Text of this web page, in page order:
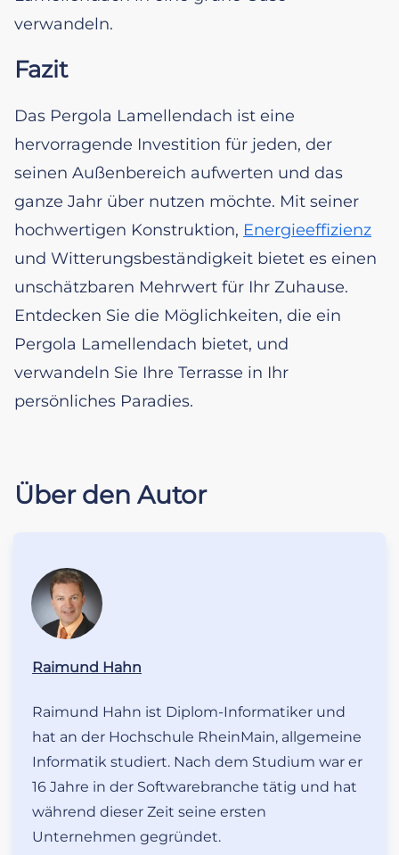
verwandeln.
Fazit
Das Pergola Lamellendach ist eine
hervorragende Investition für jeden, der
seinen Außenbereich aufwerten und das
ganze Jahr über nutzen möchte. Mit seiner
hochwertigen Konstruktion, Energieeffizienz
und Witterungsbeständigkeit bietet es einen
unschätzbaren Mehrwert für Ihr Zuhause.
Entdecken Sie die Möglichkeiten, die ein
Pergola Lamellendach bietet, und
verwandeln Sie Ihre Terrasse in Ihr
persönliches Paradies.
Über den Autor
Raimund Hahn
Raimund Hahn ist Diplom-Informatiker und
hat an der Hochschule RheinMain, allgemeine
Informatik studiert. Nach dem Studium war er
16 Jahre in der Softwarebranche tätig und hat
während dieser Zeit seine ersten
Unternehmen gegründet.